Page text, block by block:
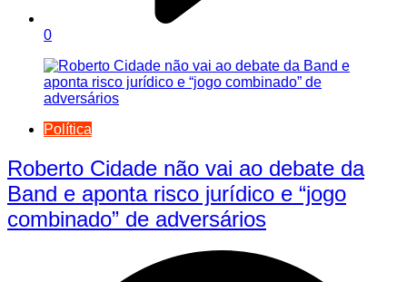
0
Política
Roberto Cidade não vai ao debate da
Band e aponta risco jurídico e “jogo
combinado” de adversários